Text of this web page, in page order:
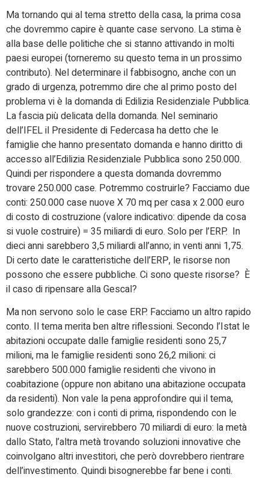
Ma tornando qui al tema stretto della casa, la prima cosa
che dovremmo capire è quante case servono. La stima è
alla base delle politiche che si stanno attivando in molti
paesi europei (torneremo su questo tema in un prossimo
contributo). Nel determinare il fabbisogno, anche con un
grado di urgenza, potremmo dire che al primo posto del
problema vi è la domanda di Edilizia Residenziale Pubblica.
La fascia più delicata della domanda. Nel seminario
dell’IFEL il Presidente di Federcasa ha detto che le
famiglie che hanno presentato domanda e hanno diritto di
accesso all’Edilizia Residenziale Pubblica sono 250.000.
Quindi per rispondere a questa domanda dovremmo
trovare 250.000 case. Potremmo costruirle? Facciamo due
conti: 250.000 case nuove X 70 mq per casa x 2.000 euro
di costo di costruzione (valore indicativo: dipende da cosa
si vuole costruire) = 35 miliardi di euro. Solo per l’ERP. In
dieci anni sarebbero 3,5 miliardi all’anno; in venti anni 1,75.
Di certo date le caratteristiche dell’ERP, le risorse non
possono che essere pubbliche. Ci sono queste risorse? È
il caso di ripensare alla Gescal?
Ma non servono solo le case ERP. Facciamo un altro rapido
conto. Il tema merita ben altre riflessioni. Secondo l’Istat le
abitazioni occupate dalle famiglie residenti sono 25,7
milioni, ma le famiglie residenti sono 26,2 milioni: ci
sarebbero 500.000 famiglie residenti che vivono in
coabitazione (oppure non abitano una abitazione occupata
da residenti). Non vale la pena approfondire qui il tema,
solo grandezze: con i conti di prima, rispondendo con le
nuove costruzioni, servirebbero 70 miliardi di euro: la metà
dallo Stato, l’altra metà trovando soluzioni innovative che
coinvolgano altri investitori, che però dovrebbero rientrare
dell’investimento. Quindi bisognerebbe far bene i conti.